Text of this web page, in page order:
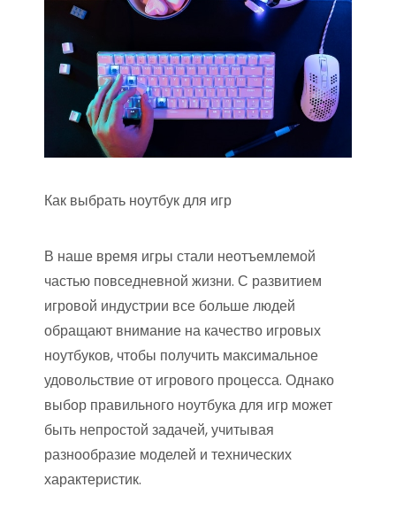
Как выбрать ноутбук для игр
В наше время игры стали неотъемлемой
частью повседневной жизни. С развитием
игровой индустрии все больше людей
обращают внимание на качество игровых
ноутбуков, чтобы получить максимальное
удовольствие от игрового процесса. Однако
выбор правильного ноутбука для игр может
быть непростой задачей, учитывая
разнообразие моделей и технических
характеристик.